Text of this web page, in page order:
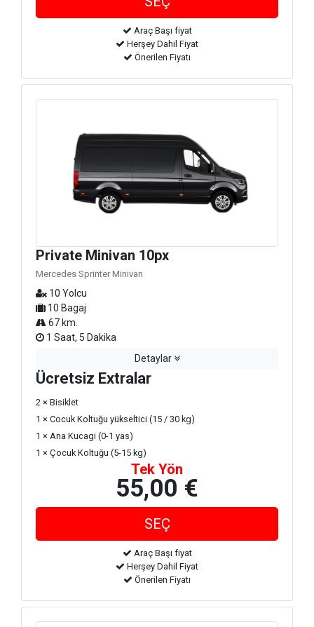
Araç Başı fiyat
Herşey Dahil Fiyat
Önerilen Fiyatı
Private Minivan 10px
Mercedes Sprinter Minivan
10 Yolcu
10 Bagaj
67 km.
1 Saat, 5 Dakika
Detaylar
Ücretsiz Extralar
2 × Bisiklet
1 × Cocuk Koltuğu yükseltici (15 / 30 kg)
1 × Ana Kucagi (0-1 yas)
1 × Çocuk Koltuğu (5-15 kg)
Tek Yön
55,00 €
Araç Başı fiyat
Herşey Dahil Fiyat
Önerilen Fiyatı